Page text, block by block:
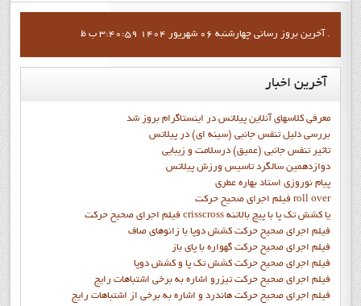
Warning: Illegal string offset 'active' in
home/ipilate6/public_html/templates/soul_search/html/pagination.php
on line96
home/ipilate6/public_html/templates/soul_search/html/pagination.php
on line 90
: Illegal string offset 'active' in
home/ipilate6/public_html/templates/soul_search/html/pagination.php
96
« شروع قبلی 1 2 بعدی پایان »
آخرين بروز رساني چهارشنبه 06 شهریور 1404 3:40:59 ب ظ .
آخرین اخبار
معرفی کلاسهای آنلاین پیلاتس در اینستاگرام بروز شد
بررسی دلیل تنفس جانبی (سینه ای) در پیلاتس
تاثیر تنفس جانبی (عمیق) درسلامت و زیبایی
دوازدهمين سالگرد تاسيس ورزش پيلاتس
پيام نوروزي استاد بهاره عطري
فيلم اجراي صحيح حرکت roll over
فيلم اجراي صحيح حركت crisscross يا كشش تك پا با پيچ بالاتنه
فيلم اجراي صحيح حرکت كشش دوپا با زانوهاي صاف
فيلم اجراي صحيح حرکت گهواره با پاي باز
فيلم اجراي صحيح حرکت کشش تک پا و کشش دوپا
فيلم اجراي صحيح حرکت تيزرو اشاره به برخي اشتباهات رايج
فيلم اجراي صحيح حرکت هاندرد و اشاره به برخي از اشتباهات رايج